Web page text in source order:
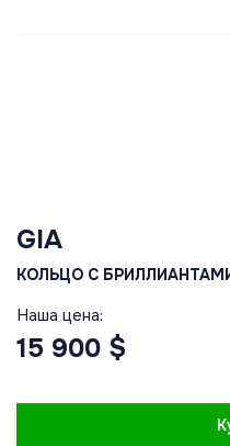
GIA
КОЛЬЦО С
Наша цена:
15 900 $